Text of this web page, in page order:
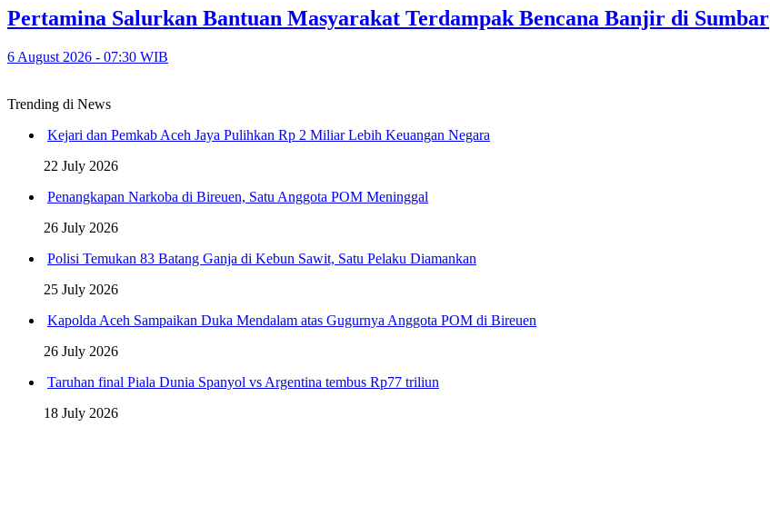
Pertamina Salurkan Bantuan Masyarakat Terdampak Bencana Banjir di Sumbar
6 August 2026 - 07:30 WIB
Trending di News
Kejari dan Pemkab Aceh Jaya Pulihkan Rp 2 Miliar Lebih Keuangan Negara
22 July 2026
Penangkapan Narkoba di Bireuen, Satu Anggota POM Meninggal
26 July 2026
Polisi Temukan 83 Batang Ganja di Kebun Sawit, Satu Pelaku Diamankan
25 July 2026
Kapolda Aceh Sampaikan Duka Mendalam atas Gugurnya Anggota POM di Bireuen
26 July 2026
Taruhan final Piala Dunia Spanyol vs Argentina tembus Rp77 triliun
18 July 2026